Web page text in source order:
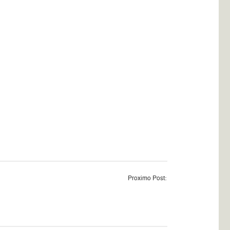
Proximo Post: